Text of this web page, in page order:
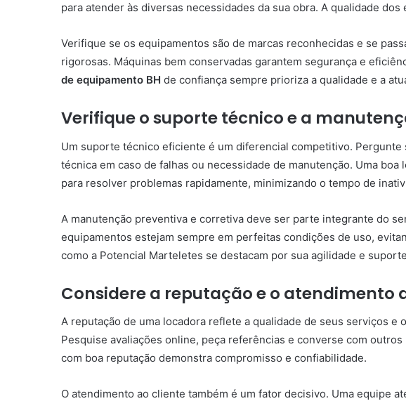
para atender às diversas necessidades da sua obra. A qualidade
Verifique se os equipamentos são de marcas reconhecidas e se
rigorosas. Máquinas bem conservadas garantem segurança e
de equipamento BH de confiança sempre prioriza a qualidade e a
Verifique o suporte técnico e a
Um suporte técnico eficiente é um diferencial competitivo.
técnica em caso de falhas ou necessidade de manutenção. Uma
para resolver problemas rapidamente, minimizando o tempo de
A manutenção preventiva e corretiva deve ser parte integrante do
equipamentos estejam sempre em perfeitas condições de uso,
como a Potencial Marteletes se destacam por sua agilidade e
Considere a reputação e o atendimento
A reputação de uma locadora reflete a qualidade de seus serviços e
Pesquise avaliações online, peça referências e converse com
com boa reputação demonstra compromisso e confiabilidade.
O atendimento ao cliente também é um fator decisivo. Uma equipe